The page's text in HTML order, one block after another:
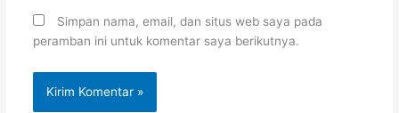
Simpan nama, email, dan situs web saya pada
peramban ini untuk komentar saya berikutnya.